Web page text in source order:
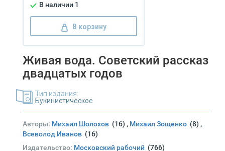
В наличии 1
В корзину
Живая вода. Советский рассказ
двадцатых годов
Тип издания:
Букинистическое
Авторы: Михаил Шолохов (16) , Михаил Зощенко (8) ,
Всеволод Иванов (16)
Издательство: Московский рабочий (766)